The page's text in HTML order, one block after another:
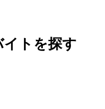
イトを探す